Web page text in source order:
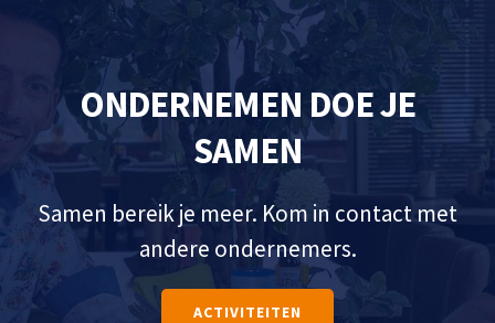
ONDERNEMEN DOE JE
SAMEN
Samen bereik je meer. Kom in contact met
andere ondernemers.
ACTIVITEITEN